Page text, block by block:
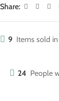
Share:
9 Items sold
24 People